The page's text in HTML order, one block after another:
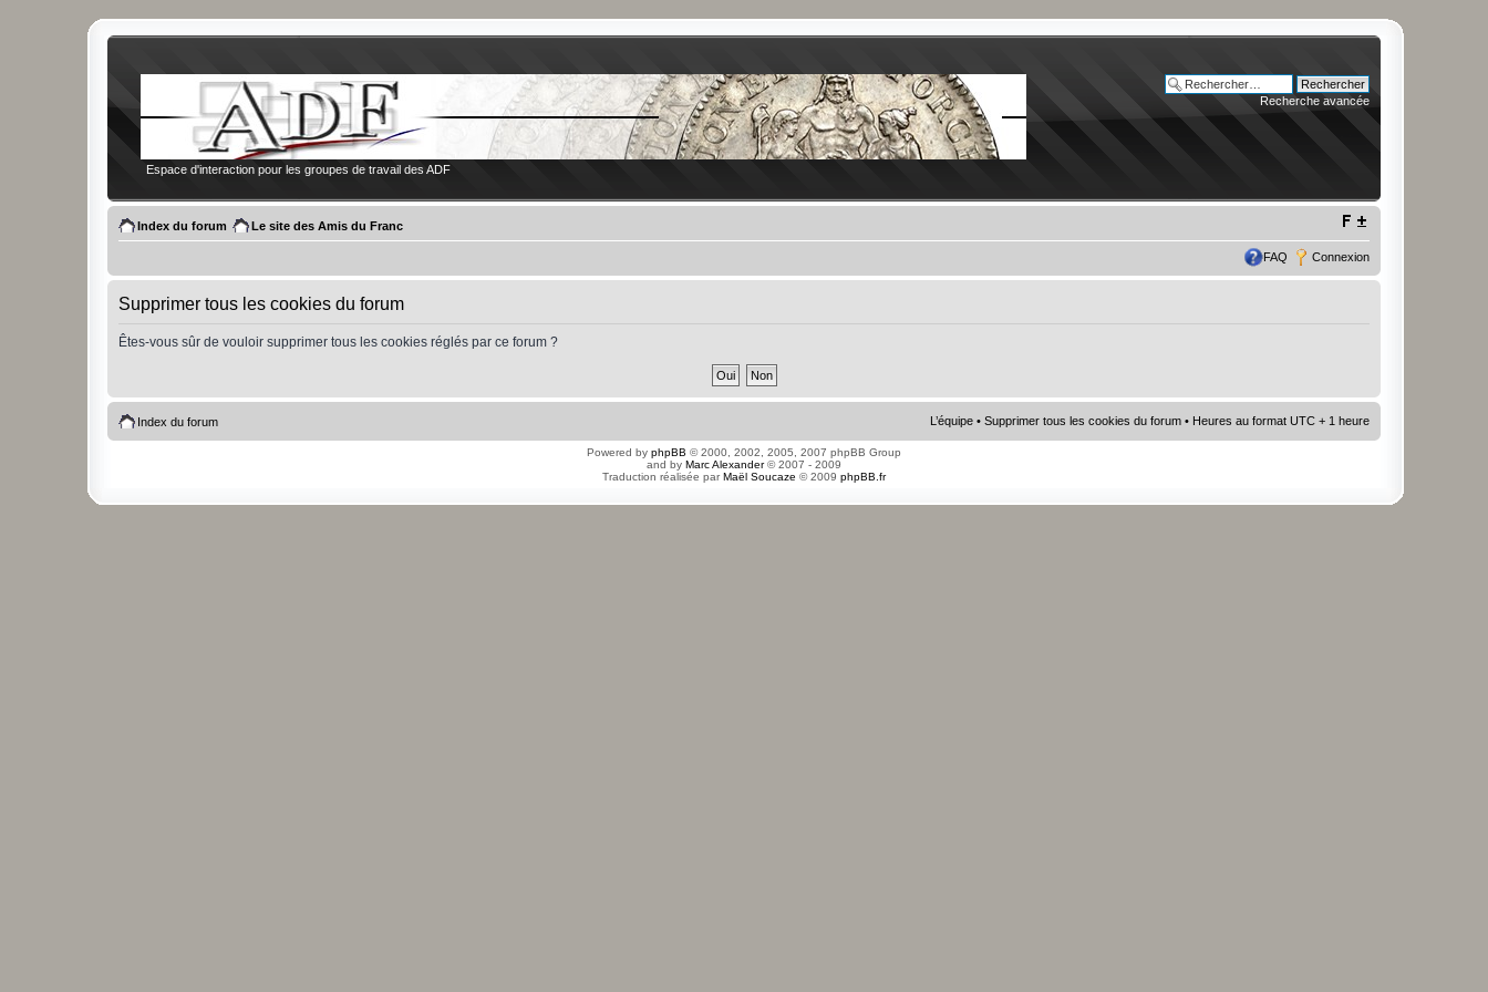
Espace d'interaction pour les groupes de travail des ADF
Recherche avancée
Index du forum Le site des Amis du Franc
FAQ Connexion
Supprimer tous les cookies du forum
Êtes-vous sûr de vouloir supprimer tous les cookies réglés par ce forum ?
Index du forum L’équipe • Supprimer tous les cookies du forum • Heures au format UTC + 1 heure
Powered by phpBB © 2000, 2002, 2005, 2007 phpBB Group
and by Marc Alexander© 2007 - 2009
Traduction réalisée parMaël Soucaze © 2009 phpBB.fr